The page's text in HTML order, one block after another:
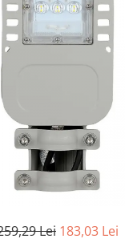
Lei 183,03 Lei